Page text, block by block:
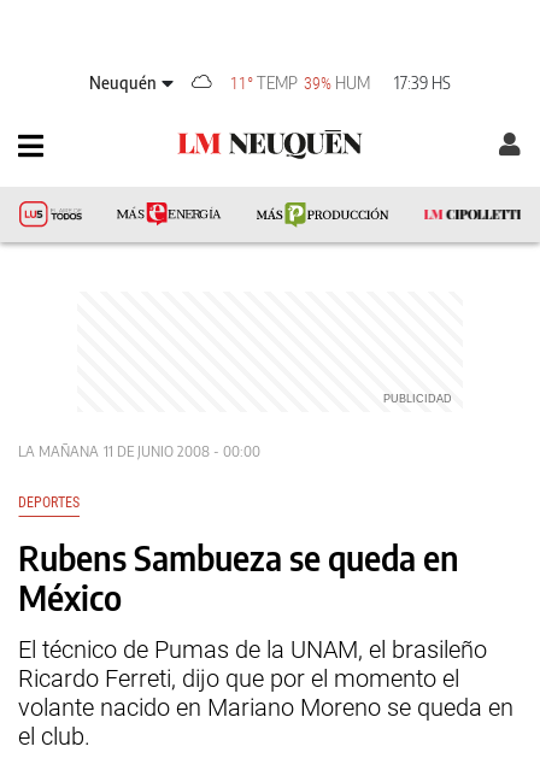
Neuquén 11° TEMP 39% HUM 17:39 HS
LA MAÑANA 11 DE JUNIO 2008 - 00:00
DEPORTES
Rubens Sambueza se queda en
México
El técnico de Pumas de la UNAM, el brasileño
Ricardo Ferreti, dijo que por el momento el
volante nacido en Mariano Moreno se queda en
el club.